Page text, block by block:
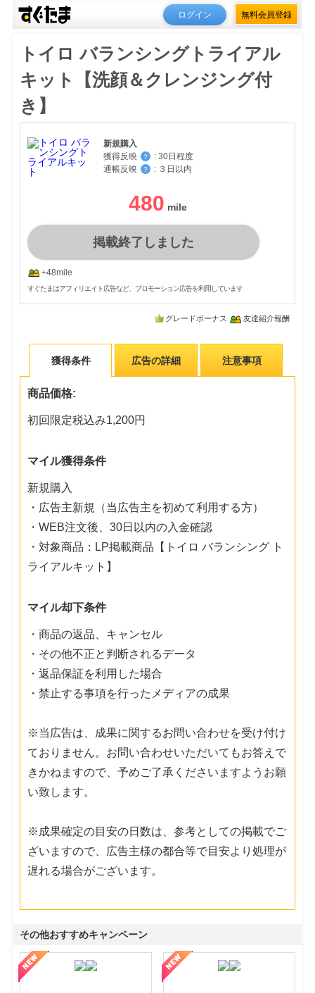
ログイン 無料会員登録
トイロ バランシングトライアル
キット【洗顔＆クレンジング付
き】
新規購入
獲得反映
？ : 30日程度
通帳反映
？ : ３日以内
480
掲載終了しました
+48mile
すぐたまはアフィリエイト広告など、プロモーション広告を利用しています
グレードボーナス 友達紹介報酬
獲得条件 広告の詳細 注意事項
商品価格:
初回限定税込み1,200円
マイル獲得条件
新規購入
・広告主新規（当広告主を初めて利用する方）
・WEB注文後、30日以内の入金確認
・対象商品：LP掲載商品【トイロ バランシング ト
ライアルキット】
マイル却下条件
・商品の返品、キャンセル
・その他不正と判断されるデータ
・返品保証を利用した場合
・禁止する事項を行ったメディアの成果
※当広告は、成果に関するお問い合わせを受け付け
ておりません。お問い合わせいただいてもお答えで
きかねますので、予めご了承くださいますようお願
い致します。
※成果確定の目安の日数は、参考としての掲載でご
ざいますので、広告主様の都合等で目安より処理が
遅れる場合がございます。
その他おすすめキャンペーン